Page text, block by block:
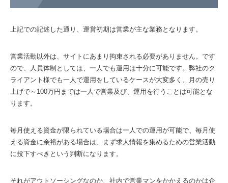
上記での記述した通り、運営初期は営業が主な業務となります。
営業活動以外は、サイトにあまり拘束される必要がありません。です
ので、人員体制としては、一人でも運用は十分に可能です。弊社のク
ライアント様でも一人で運用をしているケースが大変多く、月の売り
上げで～100万円までは一人で営業及び、運用を行うことは可能とな
ります。
毎月使える資金が限られている場合は一人での運用が可能で、毎月使
える資金に余裕がある場合は、まず求人情報を集めるための営業活動
に投下すべきという判断になります。
それがアウトソーシングなのか、社内で営業マンをかかえるのかは企